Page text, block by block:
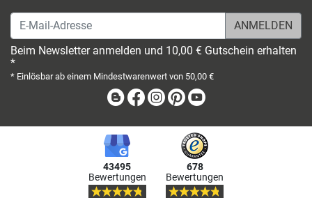
E-Mail-Adresse
Beim Newsletter anmelden und 10,00 € Gutschein erhalten
*
* Einlösbar ab einem Mindestwarenwert von 50,00 €
BlogFacebook
Instagram
Pinterest
43495
Bewertungen
678
Bewertungen